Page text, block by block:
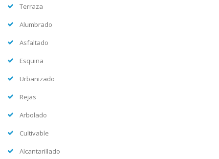
Terraza
Alumbrado
Asfaltado
Esquina
Urbanizado
Rejas
Arbolado
Cultivable
Alcantarillado